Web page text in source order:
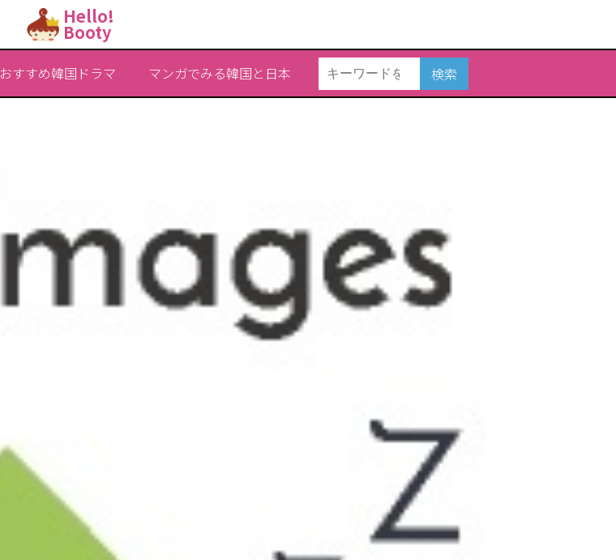
検索
おすすめ韓国ドラマ マンガでみる韓国と日本
Hello!
Booty